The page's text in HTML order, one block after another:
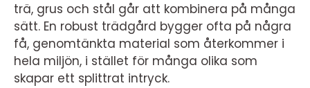
trä, grus och stål går att kombinera på många
sätt. En robust trädgård bygger ofta på några
få, genomtänkta material som återkommer i
hela miljön, i stället för många olika som
skapar ett splittrat intryck.